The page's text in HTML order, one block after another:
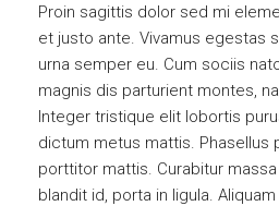
Proin sagittis dolor sed mi
et justo ante. Vivamus egestas
urna semper eu. Cum sociis
magnis dis parturient montes,
Integer tristique elit lobortis
dictum metus mattis. Phasellus
porttitor mattis. Curabitur
blandit id, porta in ligula.